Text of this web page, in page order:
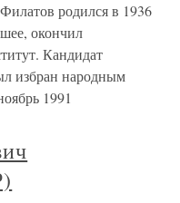
родился в 1936
окончил
Кандидат
избран народным
1991